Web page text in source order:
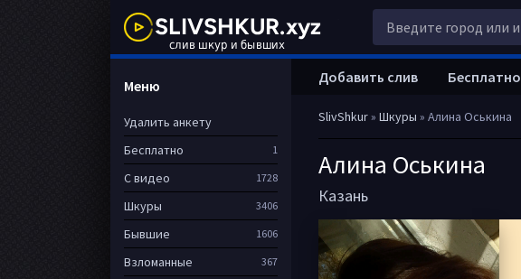
SlivShkur» Шкуры » Алина Оськина
Алина Оськина
Казань
Добавить слив Бесплатно
Меню
Удалить анкету
Бесплатно
1
С видео 1728
Шкуры 3406
Бывшие 1606
Взломанные 367